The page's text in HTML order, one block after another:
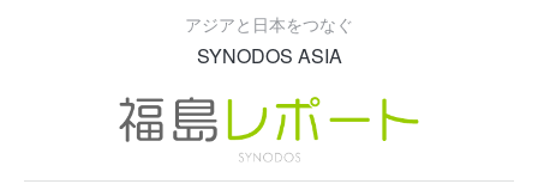
アジアと日本をつなぐ
SYNODOS ASIA